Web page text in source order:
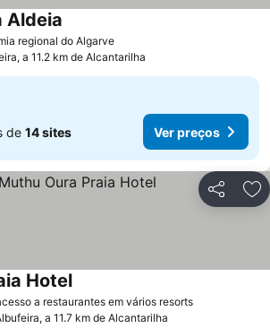
regional do AlgarveVer preços
Aldeia
a 11.2 km de Alcantarilha
de 14 sites Ver preços
Partilhar
a restaurantes em vários resortsVer preços
HotelVer preços
a 11.7 km de Alcantarilha